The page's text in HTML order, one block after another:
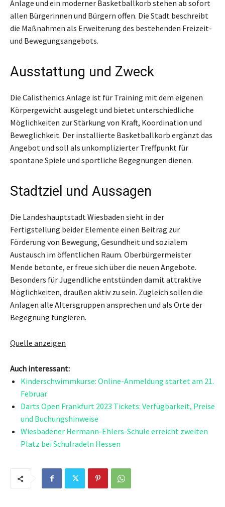
Anlage und ein moderner Basketballkorb stehen ab sofort
allen Bürgerinnen und Bürgern offen. Die Stadt beschreibt
die Maßnahmen als Erweiterung des bestehenden Freizeit-
und Bewegungsangebots.
Ausstattung und Zweck
Die Calisthenics Anlage ist für Training mit dem eigenen
Körpergewicht ausgelegt und bietet unterschiedliche
Möglichkeiten zur Stärkung von Kraft, Koordination und
Beweglichkeit. Der installierte Basketballkorb ergänzt das
Angebot und soll als unkomplizierter Treffpunkt für
spontane Spiele und sportliche Begegnungen dienen.
Stadtziel und Aussagen
Die Landeshauptstadt Wiesbaden sieht in der
Fertigstellung beider Elemente einen Beitrag zur
Förderung von Bewegung, Gesundheit und sozialem
Austausch im öffentlichen Raum. Oberbürgermeister
Mende betonte, er freue sich über die neuen Angebote.
Besonders für Jugendliche entstünden damit attraktive
Möglichkeiten, draußen aktiv zu sein. Zugleich sollen die
Anlagen alle Altersgruppen ansprechen und als Orte der
Begegnung fungieren.
Quelle anzeigen
Auch interessant:
Kinderschwimmkurse: Online-Anmeldung startet am 21.
Februar
Darts Open Frankfurt 2023 Tickets: Verfügbarkeit, Preise
und Buchungshinweise
Wiesbadener Hermann-Ehlers-Schule erreicht zweiten
Platz bei Schulradeln Hessen